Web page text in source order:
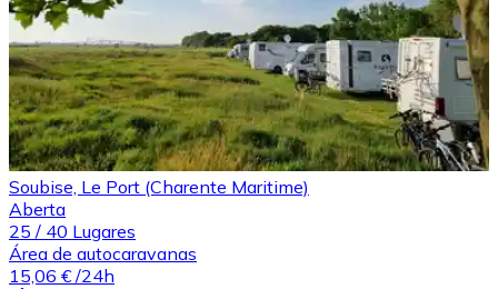
Soubise, Le Port (Charente Maritime)
Aberta
25 / 40 Lugares
Área de autocaravanas
15,06 € /24h